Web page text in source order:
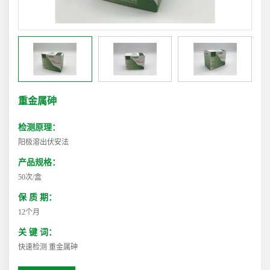
重金属砷
检测原理：
阳极溶出伏安法
产品规格：
50次/盒
保 质 期：
12个月
关 键 词：
快速检测 重金属砷